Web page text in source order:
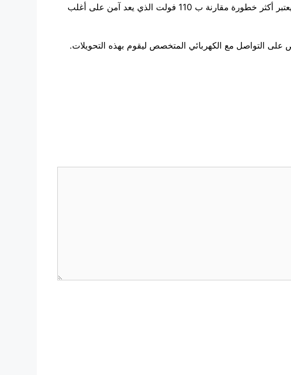
وأما 220 فولت فهي تتوافق مع المواصفات العالمية ولكن في نفس الوقت يعطي كفاءة عالية و يعتبر أكثر خطورة مقارنة ب 110 فولت الذي يعد آمن على أغلب